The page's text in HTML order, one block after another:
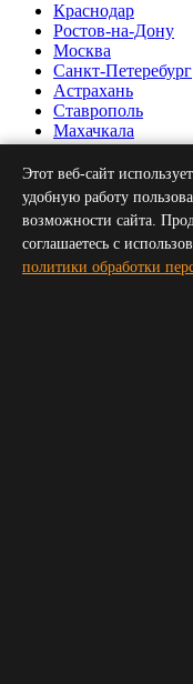
Краснодар
Ростов-на-Дону
Москва
Санкт-Петеребург
Астрахань
Ставрополь
Махачкала
Нальчик
Грозный
Севастополь
Симферополь
Волгоград
Пятигорск
Сочи
Этот веб-сайт
удобную работу
возможности сайта.
соглашаетесь с
политики обработки